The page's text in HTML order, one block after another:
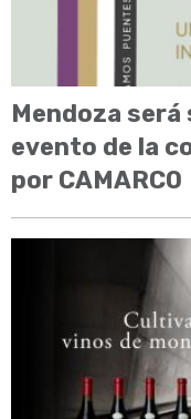
Mendoza
evento de la
por CAMARCO